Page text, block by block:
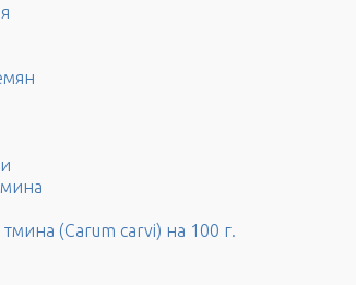
(Carum carvi) на 100 г.